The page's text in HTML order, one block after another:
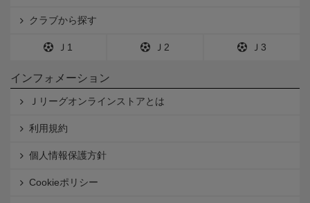
クラブから探す
Ｊ1 Ｊ2 Ｊ3
インフォメーション
Ｊリーグオンラインストアとは
利用規約
個人情報保護方針
Cookieポリシー